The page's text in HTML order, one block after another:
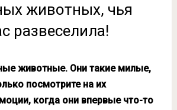
животных, чья
развеселила!
животные. Они такие милые,
посмотрите на их
когда они впервые что-то